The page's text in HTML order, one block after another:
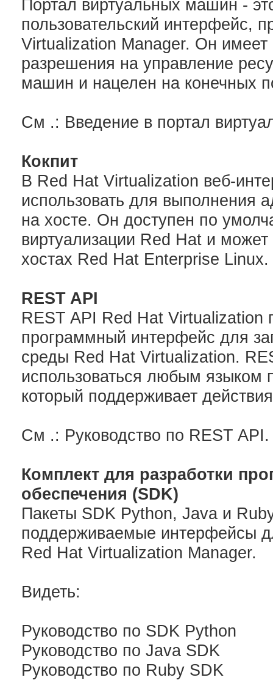
Портал виртуальных машин -
пользовательский интерфейс,
Virtualization Manager. Он имеет
разрешения на управление
машин и нацелен на конечных
См .: Введение в портал
Кокпит
В Red Hat Virtualization веб-
использовать для выполнения
на хосте. Он доступен по
виртуализации Red Hat и
хостах Red Hat Enterprise Linux.
REST API
REST API Red Hat Virtualization
программный интерфейс для
среды Red Hat Virtualization.
использоваться любым языком
который поддерживает
См .: Руководство по REST API.
Комплект для разработки
обеспечения (SDK)
Пакеты SDK Python, Java и
поддерживаемые интерфейсы
Red Hat Virtualization Manager.
Видеть:
Руководство по SDK Python
Руководство по Java SDK
Руководство по Ruby SDK